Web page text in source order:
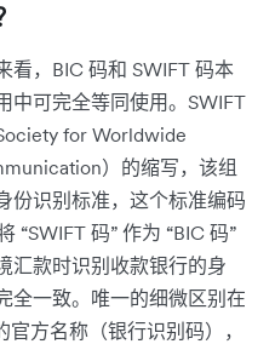
看，BIC 码和 SWIFT 码本
中可完全等同使用。SWIFT
for Worldwide
）的缩写，该组
份识别标准，这个标准编码
“SWIFT 码” 作为 “BIC 码”
汇款时识别收款银行的身
全一致。唯一的细微区别在
方名称（银行识别码），